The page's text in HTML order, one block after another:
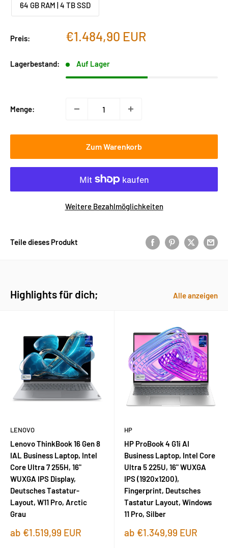
64 GB RAM | 4 TB SSD
Preis: Sonderpreis
€1.484,90 EUR
Lagerbestand: Auf Lager
Menge:
Zum Warenkorb
Weitere Bezahlmöglichkeiten
Teile dieses Produkt
Highlights für dich; Alle anzeigen
LENOVO
Lenovo ThinkBook 16 Gen 8
IAL Business Laptop, Intel
Core Ultra 7 255H, 16"
WUXGA IPS Display,
Deutsches Tastatur-
Layout, W11 Pro, Arctic
Grau
Sonderpreis
ab €1.519,99 EUR
HP
HP ProBook 4 G1i AI
Business Laptop, Intel Core
Ultra 5 225U, 16" WUXGA
IPS (1920x1200),
Fingerprint, Deutsches
Tastatur Layout, Windows
11 Pro, Silber
Sonderpreis
ab €1.349,99 EUR